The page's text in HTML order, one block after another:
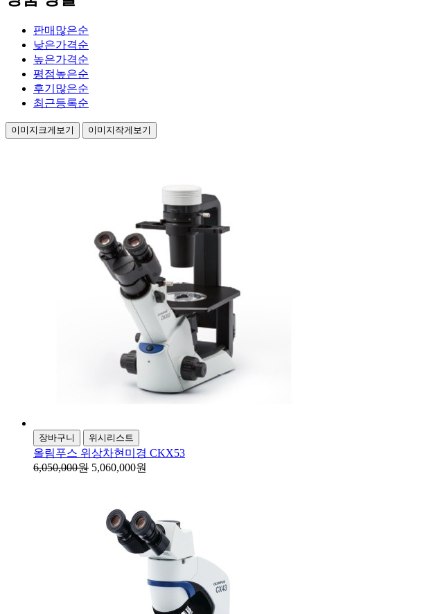
판매많은순
낮은가격순
높은가격순
평점높은순
후기많은순
최근등록순
이미지크게보기 이미지작게보기
장바구니 위시리스트
올림푸스 위상차현미경 CKX53
6,050,000원 5,060,000원